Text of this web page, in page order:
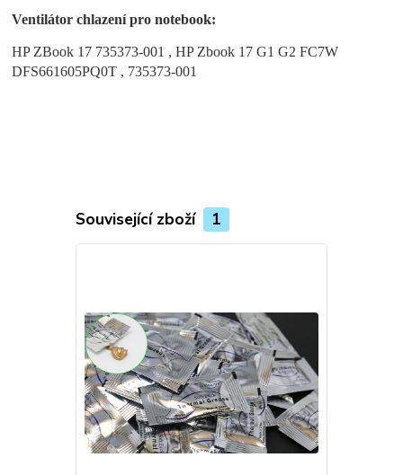
Ventilátor chlazení pro notebook:
HP ZBook 17 735373-001 , HP Zbook 17 G1 G2 FC7W
DFS661605PQ0T , 735373-001
Související zboží 1